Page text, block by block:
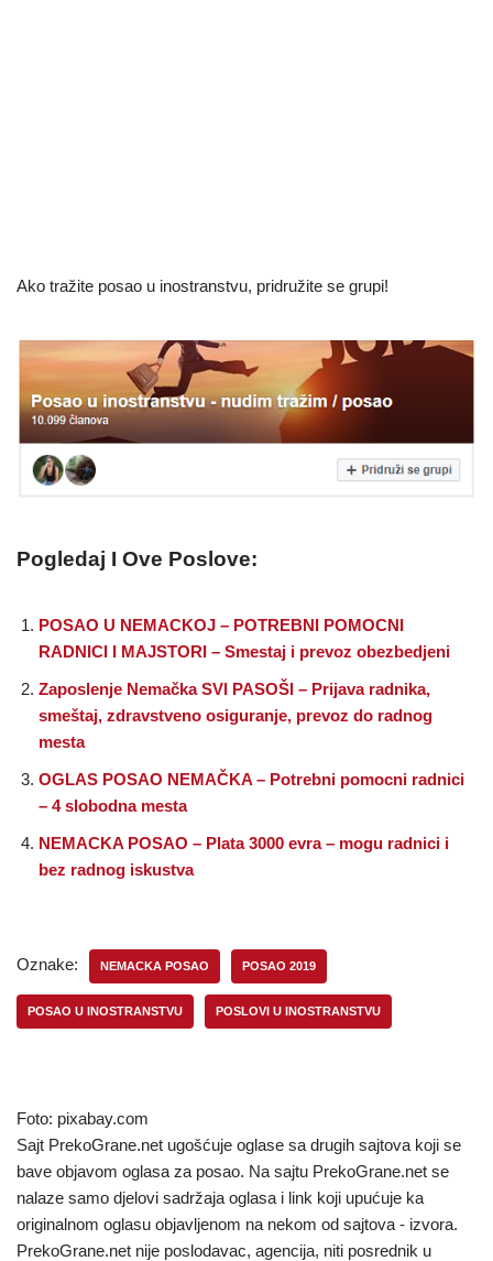
Ako tražite posao u inostranstvu, pridružite se grupi!
Pogledaj I Ove Poslove:
POSAO U NEMACKOJ – POTREBNI POMOCNI
RADNICI I MAJSTORI – Smestaj i prevoz obezbedjeni
Zaposlenje Nemačka SVI PASOŠI – Prijava radnika,
smeštaj, zdravstveno osiguranje, prevoz do radnog
mesta
OGLAS POSAO NEMAČKA – Potrebni pomocni radnici
– 4 slobodna mesta
NEMACKA POSAO – Plata 3000 evra – mogu radnici i
bez radnog iskustva
Oznake: NEMACKA POSAO POSAO 2019
POSAO U INOSTRANSTVU POSLOVI U INOSTRANSTVU
Foto: pixabay.com
Sajt PrekoGrane.net ugošćuje oglase sa drugih sajtova koji se
bave objavom oglasa za posao. Na sajtu PrekoGrane.net se
nalaze samo djelovi sadržaja oglasa i link koji upućuje ka
originalnom oglasu objavljenom na nekom od sajtova - izvora.
PrekoGrane.net nije poslodavac, agencija, niti posrednik u